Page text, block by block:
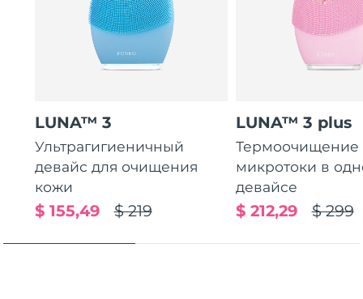
LUNA™ 3
Ультрагигиеничный
девайс для очищения
кожи
$ 219
$ 155,49
LUNA™ 3 plus
Термоочищение
микротоки в
девайсе
$ 299
$ 212,29